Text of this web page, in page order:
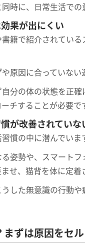
時に、日常生活での
果が出にくい
籍で紹介されてい
原因に合っていない
分の体の状態を正
チすることが必要で
が改善されていな
慣の中に潜んでいま
姿勢や、スマート
せ、猫背を体に定着
した無意識の行動
ずは原因をセ